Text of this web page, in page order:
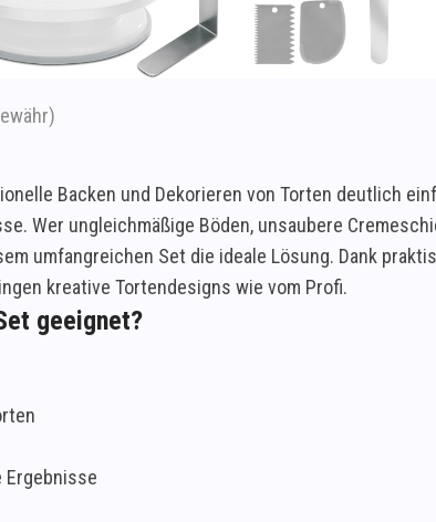
Backen und Dekorieren von Torten deutlich
Wer ungleichmäßige Böden, unsaubere
umfangreichen Set die ideale Lösung. Dank
kreative Tortendesigns wie vom Profi.
geeignet?
Ergebnisse